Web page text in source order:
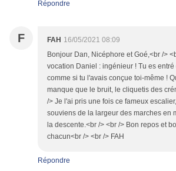
Répondre
F FAH 16/05/2021 08:09
Bonjour Dan, Nicéphore et Goé,<br />
vocation Daniel : ingénieur ! Tu es
comme si tu l'avais conçue toi-même !
manque que le bruit, le cliquetis des
/> Je l'ai pris une fois ce fameux
souviens de la largeur des marches en
la descente.<br /> <br /> Bon repos et
chacun<br /> <br /> FAH
Répondre